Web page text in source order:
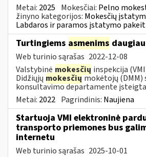
Metai: 2025 Mokesčiai: Pelno
žinyno kategorijos: Mokesčių
Labdaros ir paramos įstatymo
Turtingiems asmenims
Web turinio sąrašas 2022-12-08
Valstybinė mokesčių inspekcija
Didžiųjų mokesčiųmokėtojų (DMM)
konsultavimo departamente
Metai: 2022 Pagrindinis: Naujiena
Startuoja VMI elektroninė
transporto priemones bus
internetu
Web turinio sąrašas 2025-10-01